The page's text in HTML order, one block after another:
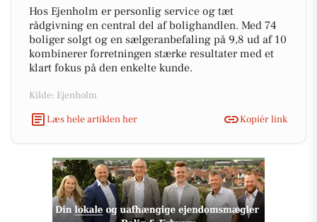
Hos Ejenholm er personlig service og tæt
rådgivning en central del af bolighandlen. Med 74
boliger solgt og en sælgeranbefaling på 9,8 ud af 10
kombinerer forretningen stærke resultater med et
klart fokus på den enkelte kunde.
Kilde: Ejenholm
Læs hele artiklen her
Kopiér link